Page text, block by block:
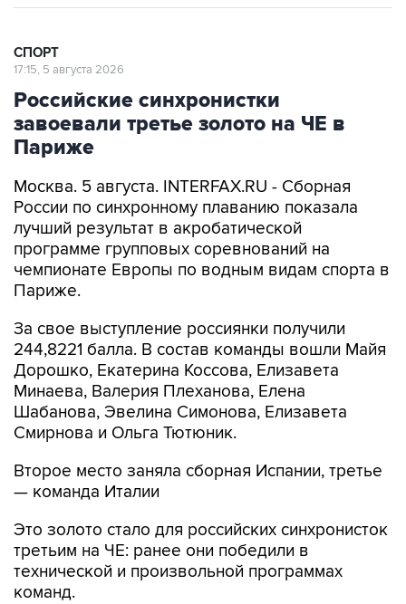
СПОРТ
17:15, 5 августа 2026
Российские синхронистки
завоевали третье золото на ЧЕ в
Париже
Москва. 5 августа. INTERFAX.RU - Сборная
России по синхронному плаванию показала
лучший результат в акробатической
программе групповых соревнований на
чемпионате Европы по водным видам спорта в
Париже.
За свое выступление россиянки получили
244,8221 балла. В состав команды вошли Майя
Дорошко, Екатерина Коссова, Елизавета
Минаева, Валерия Плеханова, Елена
Шабанова, Эвелина Симонова, Елизавета
Смирнова и Ольга Тютюник.
Второе место заняла сборная Испании, третье
— команда Италии
Это золото стало для российских синхронисток
третьим на ЧЕ: ранее они победили в
технической и произвольной программах
команд.